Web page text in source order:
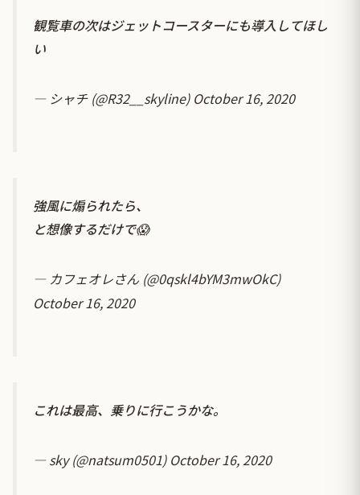
観覧車の次はジェットコースターにも導入してほし
い
— シャチ (@R32__skyline) October 16, 2020
強風に煽られたら、
と想像するだけで😱
— カフェオレさん (@0qskl4bYM3mwOkC)
October 16, 2020
これは最高、乗りに行こうかな。
— sky (@natsum0501) October 16, 2020